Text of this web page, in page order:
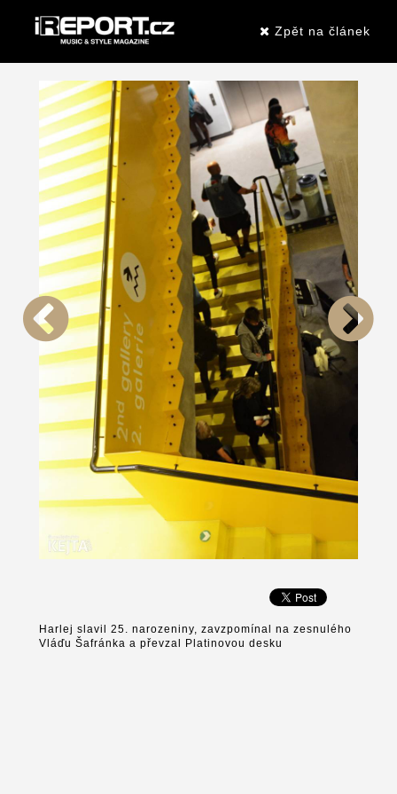
Zpět na článek
Harlej slavil 25. narozeniny, zavzpomínal na zesnulého
Vláďu Šafránka a převzal Platinovou desku